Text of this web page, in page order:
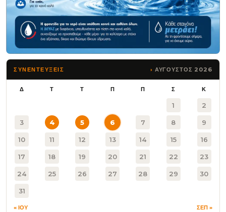
ΣΥΝΕΝΤΕΥΞΕΙΣ ΑΥΓΟΥΣΤΟΣ 2026
Δ Τ Τ Π Π Σ Κ
1 2
3 4 5 6 7 8 9
10 11 12 13 14 15 16
17 18 19 20 21 22 23
24 25 26 27 28 29 30
31
« ΙΟΥ ΣΕΠ »